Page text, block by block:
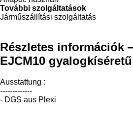
További szolgáltatások
Járműszállítási szolgáltatás
Részletes információk
EJCM10
Ausstattung :
-------------
- DGS aus Plexi